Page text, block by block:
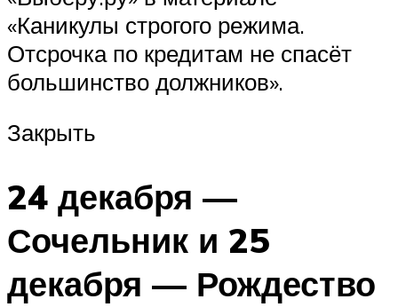
«Каникулы строгого режима.
Отсрочка по кредитам не спасёт
большинство должников».
Закрыть
24 декабря —
Сочельник и 25
декабря — Рождество